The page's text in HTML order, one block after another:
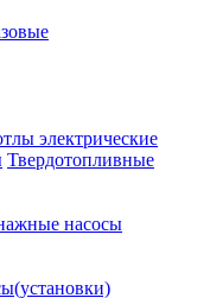
электрические
Твердотопливные
насосы